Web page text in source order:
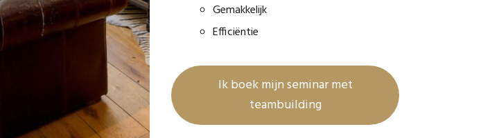
Gemakkelijk
Efficiëntie
Ik boek mijn seminar met
teambuilding